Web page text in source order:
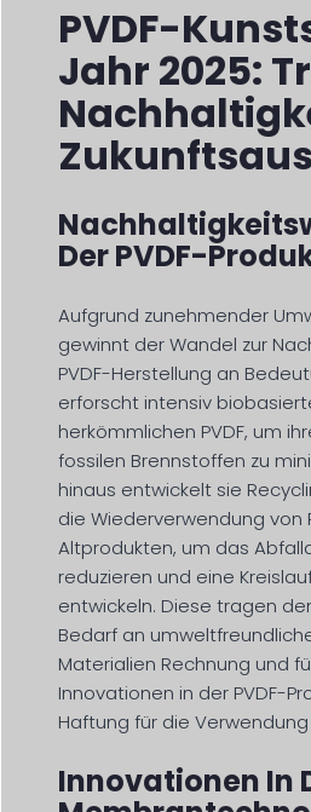
PVDF-
Jahr 2025:
Der PVDF-
Aufgrund zunehmender
gewinnt der Wandel zur
PVDF-Herstellung an
erforscht intensiv
herkömmlichen PVDF, um
fossilen Brennstoffen zu
hinaus entwickelt sie
die Wiederverwendung von
Altprodukten, um das
reduzieren und eine
entwickeln. Diese tragen
Bedarf an
Materialien Rechnung und
Innovationen in der PVDF-
Haftung für die Verwendung
Innovationen In